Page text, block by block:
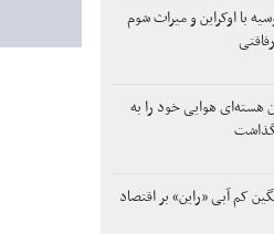
با اوکراین و میراث شوم
هسته‌ای هوایی خود را به
کم آبی «راین» بر اقتصاد